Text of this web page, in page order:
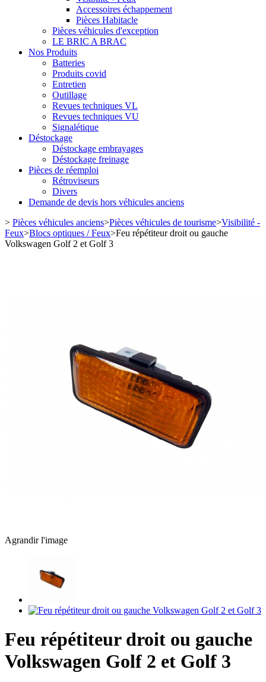
Accessoires échappement
Pièces Habitacle
Pièces véhicules d'exception
LE BRIC A BRAC
Nos Produits
Batteries
Produits covid
Entretien
Outillage
Revues techniques VL
Revues techniques VU
Signalétique
Déstockage
Déstockage embrayages
Déstockage freinage
Pièces de réemploi
Rétroviseurs
Divers
Demande de devis hors véhicules anciens
> Pièces véhicules anciens>Pièces véhicules de tourisme>Visibilité -
Feux>Blocs optiques / Feux>Feu répétiteur droit ou gauche
Volkswagen Golf 2 et Golf 3
Agrandir l'image
Feu répétiteur droit ou gauche
Volkswagen Golf 2 et Golf 3